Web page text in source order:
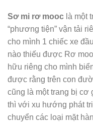
Sơ mi rơ mooc là một
“phương tiện” vận tải
cho mình 1 chiếc xe
nào thiếu được Rơ
hữu riêng cho mình
được rằng trên con
cũng là một trang bị
thì với xu hướng phát
chuyển các loại mặt